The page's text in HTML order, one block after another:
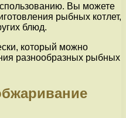
Вы можете
рыбных котлет,
блюд.
который можно
разнообразных рыбных